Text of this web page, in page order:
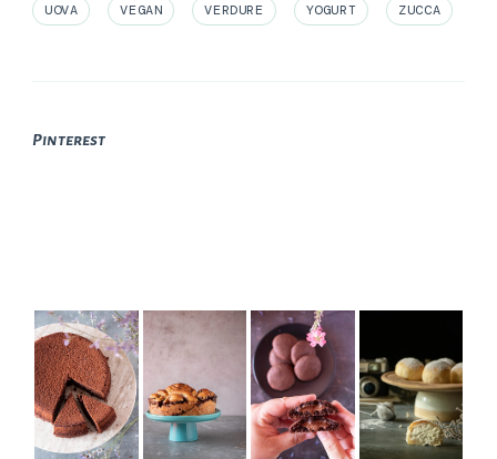
UOVA VEGAN VERDURE YOGURT ZUCCA
Pinterest